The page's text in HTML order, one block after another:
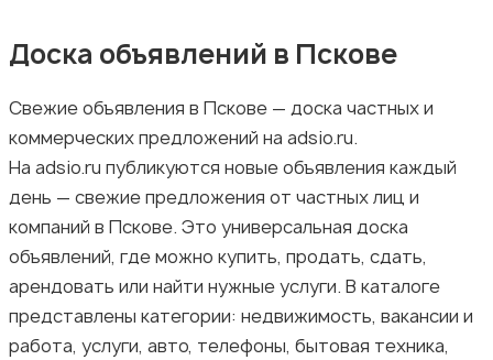
Доска объявлений в Пскове
Свежие объявления в Пскове — доска частных и
коммерческих предложений на adsio.ru.
На adsio.ru публикуются новые объявления каждый
день — свежие предложения от частных лиц и
компаний в Пскове. Это универсальная доска
объявлений, где можно купить, продать, сдать,
арендовать или найти нужные услуги. В каталоге
представлены категории: недвижимость, вакансии и
работа, услуги, авто, телефоны, бытовая техника,